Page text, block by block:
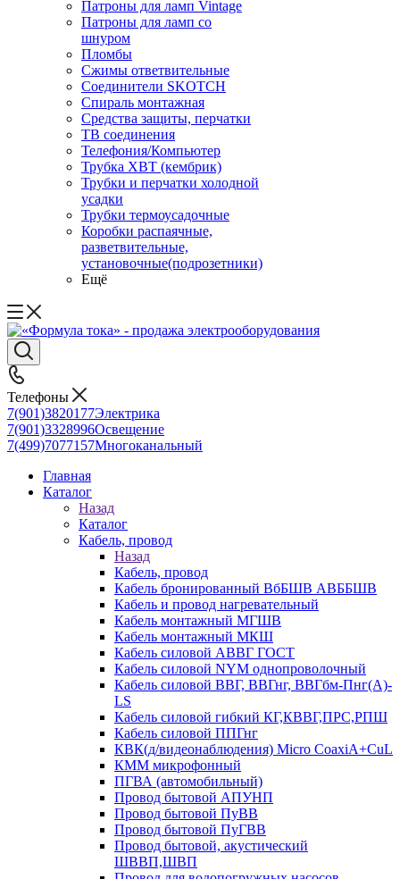
Патроны для ламп Vintage
Патроны для ламп со
шнуром
Пломбы
Сжимы ответвительные
Соединители SKOTCH
Спираль монтажная
Средства защиты, перчатки
ТВ соединения
Телефония/Компьютер
Трубка ХВТ (кембрик)
Трубки и перчатки холодной
усадки
Трубки термоусадочные
Коробки распаячные,
разветвительные,
установочные(подрозетники)
Ещё
Телефоны
7(901)3820177Электрика
7(901)3328996Освещение
7(499)7077157Многоканальный
Главная
Каталог
Назад
Каталог
Кабель, провод
Назад
Кабель, провод
Кабель бронированный ВбБШВ АВББШВ
Кабель и провод нагревательный
Кабель монтажный МГШВ
Кабель монтажный МКШ
Кабель силовой АВВГ ГОСТ
Кабель силовой NYM однопроволочный
Кабель силовой ВВГ, ВВГнг, ВВГбм-Пнг(А)-
LS
Кабель силовой гибкий КГ,КВВГ,ПРС,РПШ
Кабель силовой ППГнг
КВК(д/видеонаблюдения) Micro CoaxiA+CuL
КММ микрофонный
ПГВА (автомобильный)
Провод бытовой АПУНП
Провод бытовой ПуВВ
Провод бытовой ПуГВВ
Провод бытовой, акустический
ШВВП,ШВП